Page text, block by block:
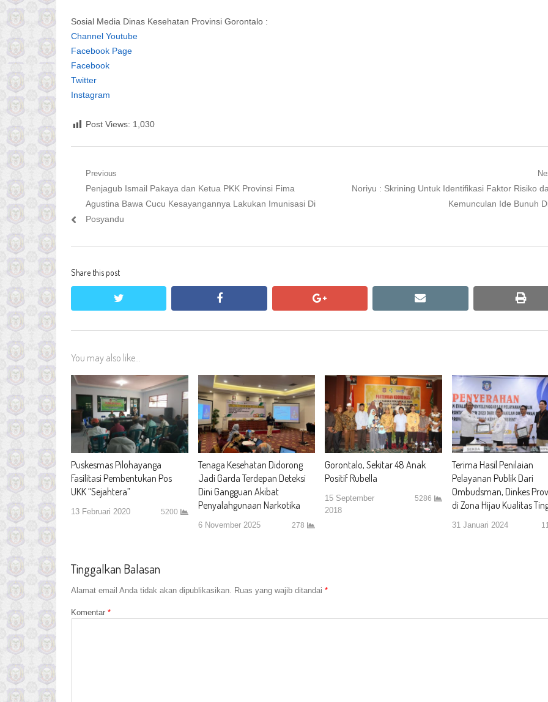
Sosial Media Dinas Kesehatan Provinsi Gorontalo :
Channel Youtube
Facebook Page
Facebook
Twitter
Instagram
Post Views: 1,030
Navigasi
pos
Previous
Previous
post:
Penjagub Ismail Pakaya dan Ketua PKK Provinsi Fima
Agustina Bawa Cucu Kesayangannya Lakukan Imunisasi Di
Posyandu
Next
Noriyu : Skrining Untuk Identifikasi Faktor Risiko
Kemunculan Ide Bunuh
Share this post
twitter facebook google+ email print
You may also like...
Puskesmas Pilohayanga
Fasilitasi Pembentukan Pos
UKK “Sejahtera”
13 Februari 2020 5200
Tenaga Kesehatan Didorong
Jadi Garda Terdepan Deteksi
Dini Gangguan Akibat
Penyalahgunaan Narkotika
6 November 2025 278
Gorontalo, Sekitar 48 Anak
Positif Rubella
15 September
2018
5286
Terima Hasil Penilaian
Pelayanan Publik Dari
Ombudsman, Dinkes
di Zona Hijau Kualitas
31 Januari 2024
Tinggalkan Balasan
Alamat email Anda tidak akan dipublikasikan. Ruas yang wajib ditandai *
Komentar *